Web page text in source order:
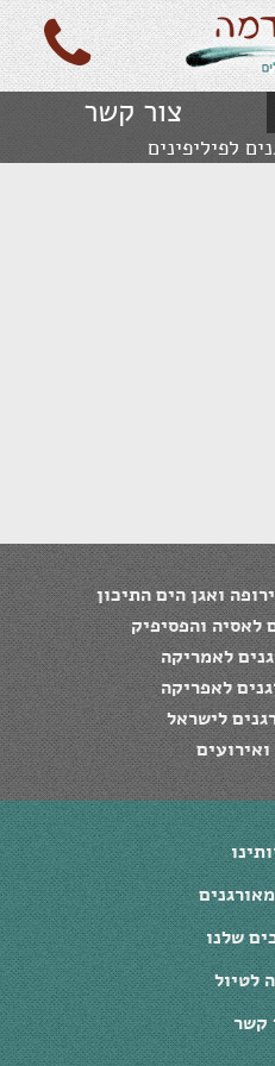
צור קשר
לפיליפינים
ואגן הים התיכון
לאסיה והפסיפיק
לאמריקה
לאפריקה
לישראל
שלנו
לטיול
קשר